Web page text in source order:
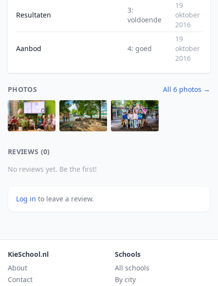
Resultaten
3:
voldoende
19
oktober
2016
Aanbod 4: goed
19
oktober
2016
PHOTOS All 6 photos →
REVIEWS (0)
No reviews yet. Be the first!
Log in to leave a review.
KieSchool.nl
About
Contact
Schools
All schools
By city